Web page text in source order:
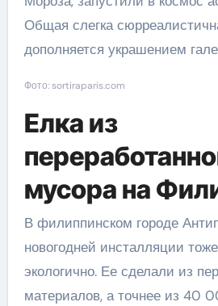
Общая слегка
дополняется украшением
Фото: sortiraparis.com
Елка из
мусора на
В филиппинском городе
новогодней инсталляции
экологично. Ее сделали из
материалов, а точнее из 40